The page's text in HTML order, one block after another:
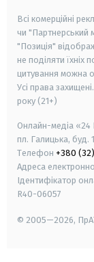
Всі комерційні
чи "Партнерський
"Позиція"
не поділяти їхніх
цитування можна
Усі права захищені.
року (21+)
Онлайн-медіа «24
пл. Галицька, буд.
Телефон +380
Адреса
Ідентифікатор
R40-06057
© 2005—2026,